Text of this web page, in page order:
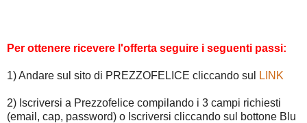
Per ottenere ricevere l'offerta seguire i seguenti passi:
1) Andare sul sito di PREZZOFELICE cliccando sul LINK
2) Iscriversi a Prezzofelice compilando i 3 campi richiesti
(email, cap, password) o Iscriversi cliccando sul bottone Blu